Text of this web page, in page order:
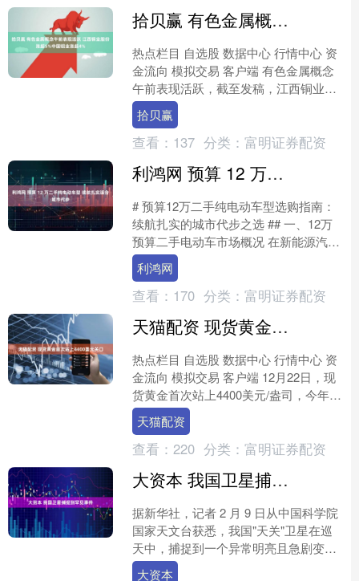
拾贝赢 有色金属概念午前表现活跃 江西铜业股份涨超5%中国铝业涨超4%
热点栏目 自选股 数据中心 行情中心 资
金流向 模拟交易 客户端 有色金属概念
午前表现活跃，截至发稿，江西铜业股
份（00358）上涨5.35%，报35.84港
元....
拾贝赢
查看： 137 分类： 富明证券配资
利鸿网 预算 12 万二手纯电动车型 续航扎实适合城市代步
# 预算12万二手纯电动车型选购指南：
续航扎实的城市代步之选 ## 一、12万
预算二手电动车市场概况 在新能源汽车
快速普及的背景下，12万元预算已经能
够选购到品....
利鸿网
查看： 170 分类： 富明证券配资
天猫配资 现货黄金首次站上4400美元关口
热点栏目 自选股 数据中心 行情中心 资
金流向 模拟交易 客户端 12月22日，现
货黄金首次站上4400美元/盎司，今年迄
今累涨近68%。 光大期货点评：上周
贵....
天猫配资
查看： 220 分类： 富明证券配资
大资本 我国卫星捕捉到罕见事件
据新华社，记者 2 月 9 日从中国科学院
国家天文台获悉，我国"天关"卫星在巡
天中，捕捉到一个异常明亮且急剧变化
的 X 射线源，随后全球多台望远镜将"镜
大资本